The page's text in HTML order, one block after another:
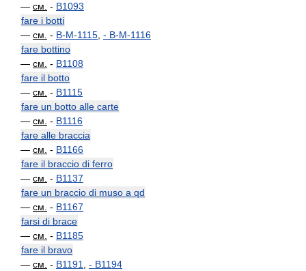
— см. - B1093
fare i botti
— см. - B-M-1115 - B-M-1116
fare bottino
— см. - B1108
fare il botto
— см. - B1115
fare un botto alle carte
— см. - B1116
fare alle braccia
— см. - B1166
fare il braccio di ferro
— см. - B1137
fare un braccio di muso a qd
— см. - B1167
farsi di brace
— см. - B1185
fare il bravo
— см. - B1191 - B1194